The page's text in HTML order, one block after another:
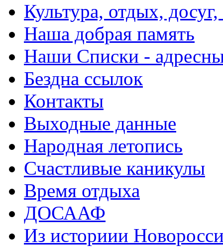
Культура, отдых,
Наша добрая память
Наши Списки -
Бездна ссылок
Контакты
Выходные данные
Народная летопись
Счастливые каникулы
Время отдыха
ДОСААФ
Из историии